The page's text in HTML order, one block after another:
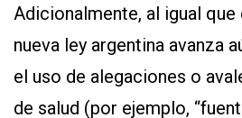
Adicionalmente, al igual
nueva ley argentina avanza
el uso de alegaciones o
de salud (por ejemplo,